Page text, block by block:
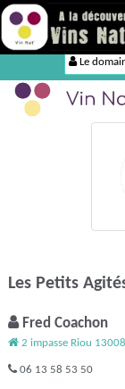
Le
Les Petits
Fred Coachon
2 impasse Riou
06 13 58 53 50